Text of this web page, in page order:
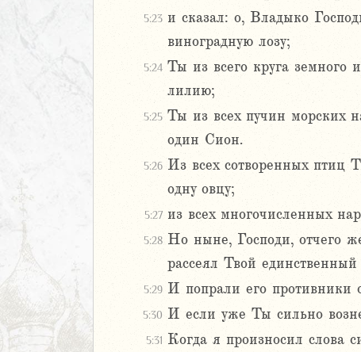
5:23 и сказал: о, Владыко
виноградную лозу;
5:24 Ты из всего круга земного
лилию;
5:25 Ты из всех пучин морских
один Сион.
5:26 Из всех сотворенных птиц
одну овцу;
5:27 из всех многочисленных
5:28 Но ныне, Господи, отчего
рассеял Твой
5:29 И попрали его противники
5:30 И если уже Ты сильно
5:31 Когда я произносил слова